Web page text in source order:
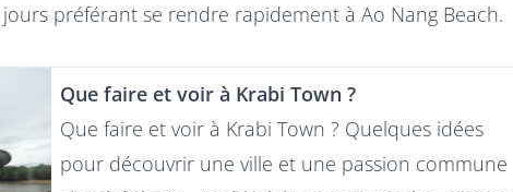
préférant se rendre rapidement à Ao Nang Beach.
Que faire et voir à Krabi Town ?
Que faire et voir à Krabi Town ? Quelques idées
pour découvrir une ville et une passion commune